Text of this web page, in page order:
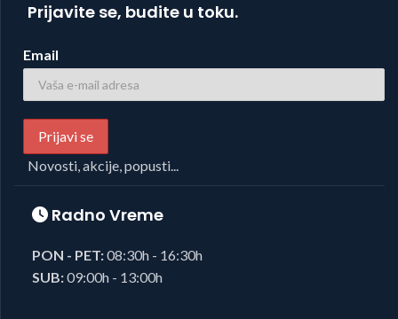
Prijavite se, budite u toku.
Email
Novosti, akcije, popusti...
Radno Vreme
PON - PET:08:30h - 16:30h
SUB:09:00h - 13:00h